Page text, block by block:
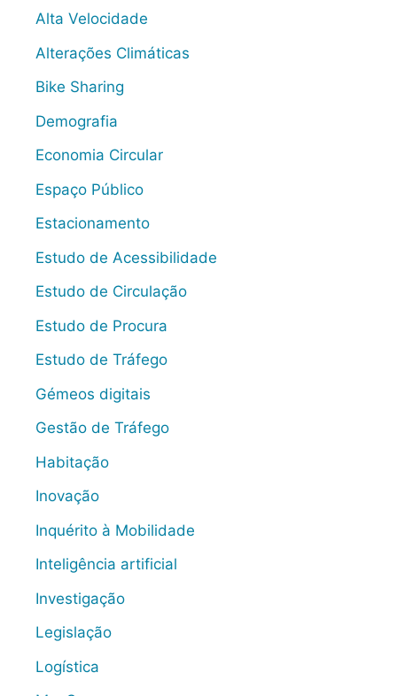
Alta Velocidade
Alterações Climáticas
Bike Sharing
Demografia
Economia Circular
Espaço Público
Estacionamento
Estudo de Acessibilidade
Estudo de Circulação
Estudo de Procura
Estudo de Tráfego
Gémeos digitais
Gestão de Tráfego
Habitação
Inovação
Inquérito à Mobilidade
Inteligência artificial
Investigação
Legislação
Logística